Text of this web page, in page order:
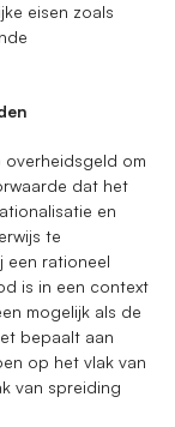
eisen zoals
om
dat het
en
te
een rationeel
is in een context
mogelijk als de
bepaalt aan
op het vlak van
van spreiding